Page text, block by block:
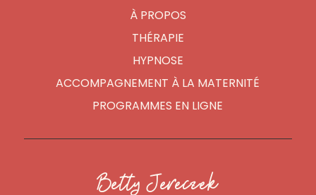
À PROPOS
THÉRAPIE
HYPNOSE
ACCOMPAGNEMENT À LA MATERNITÉ
PROGRAMMES EN LIGNE
Betty Jereczek